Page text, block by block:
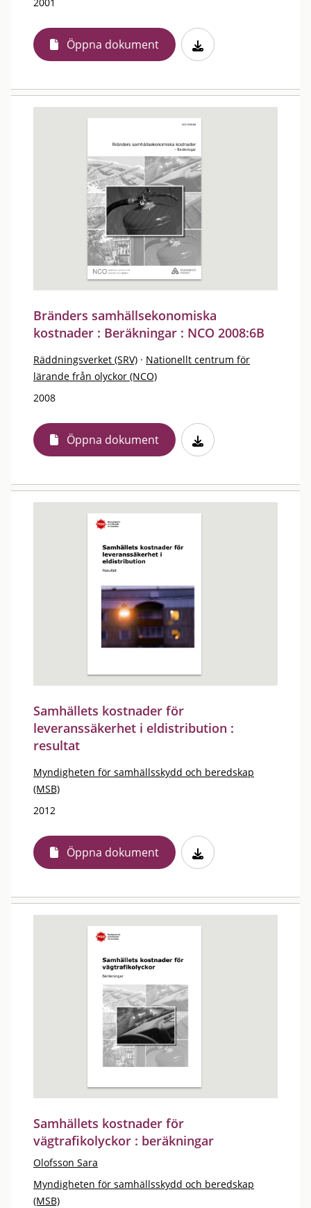
Öppna dokument
Bränders samhällsekonomiska
kostnader : Beräkningar : NCO 2008:6B
Räddningsverket (SRV) · Nationellt centrum för
lärande från olyckor (NCO)
2008
Öppna dokument
Samhällets kostnader för
leveranssäkerhet i eldistribution :
resultat
Myndigheten för samhällsskydd och beredskap
(MSB)
2012
Öppna dokument
Samhällets kostnader för
vägtrafikolyckor : beräkningar
Olofsson Sara
Myndigheten för samhällsskydd och beredskap
(MSB)